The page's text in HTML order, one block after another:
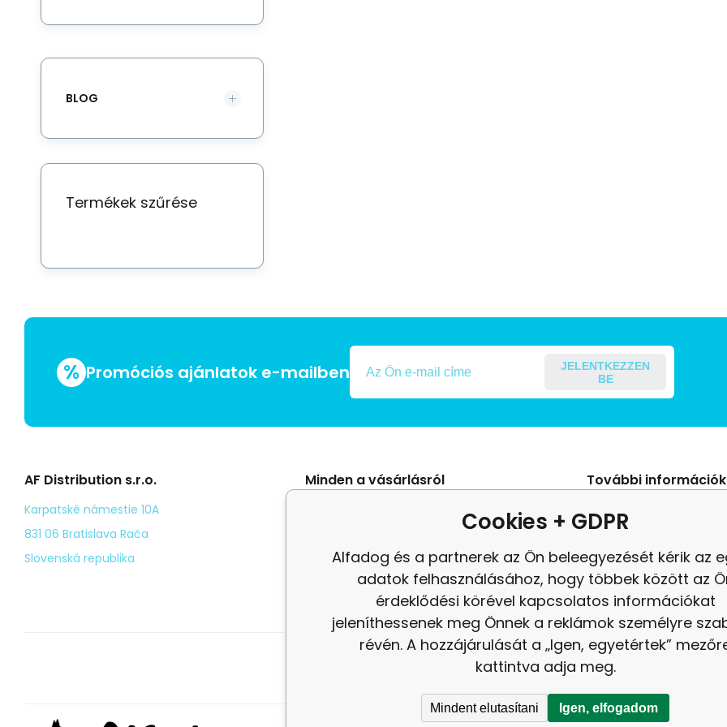
BLOG
Termékek szűrése
% Promóciós ajánlatok e-mailben
JELENTKEZZEN
BE
AF Distribution s.r.o.
Karpatské námestie 10A
831 06 Bratislava Rača
Slovenská republika
Minden a vásárlásról
Személyes adatok védelme
Kézbesítés
További információk
panasz
Felülvizsgálat
Cookies + GDPR
Alfadog és a partnerek az Ön beleegyezését kérik az
adatok felhasználásához, hogy többek között az
érdeklődési körével kapcsolatos információkat
jeleníthessenek meg Önnek a reklámok személyre
révén. A hozzájárulását a „Igen, egyetértek”
kattintva adja meg.
Mindent elutasítani Igen, elfogadom